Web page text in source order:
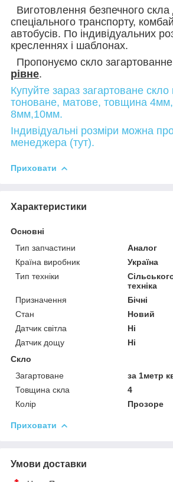
Виготовлення безпечного скла
спеціального транспорту,
автобусів. По індивідуальних
кресленнях і шаблонах.
Пропонуємо скло
рівне.
Купуйте зараз загартоване скло
тоноване, матове, товщина
8мм,10мм.
Індивідуальні розміри можна
менеджера (тут).
Приховати
Характеристики
Основні
Тип запчастини
Аналог
Країна виробник
Україна
Тип техніки
техніка
Призначення
Бічні
Стан
Новий
Датчик світла
Ні
Датчик дощу
Ні
Скло
Загартоване
за 1метр
Товщина скла
4
Колір
Прозоре
Приховати
Умови доставки